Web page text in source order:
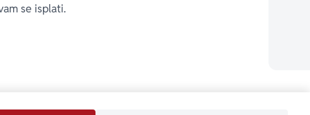
se isplati.